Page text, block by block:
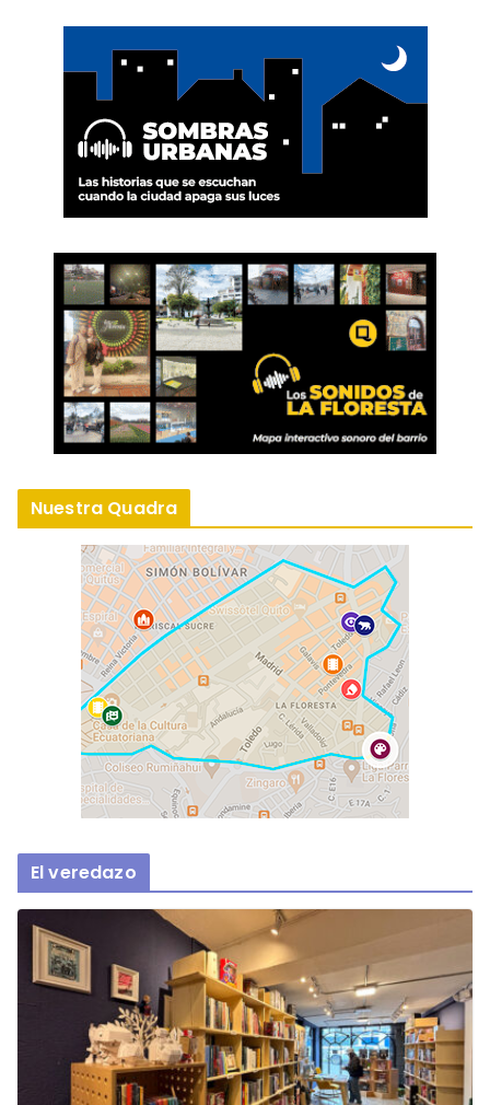
Nuestra Quadra
El veredazo